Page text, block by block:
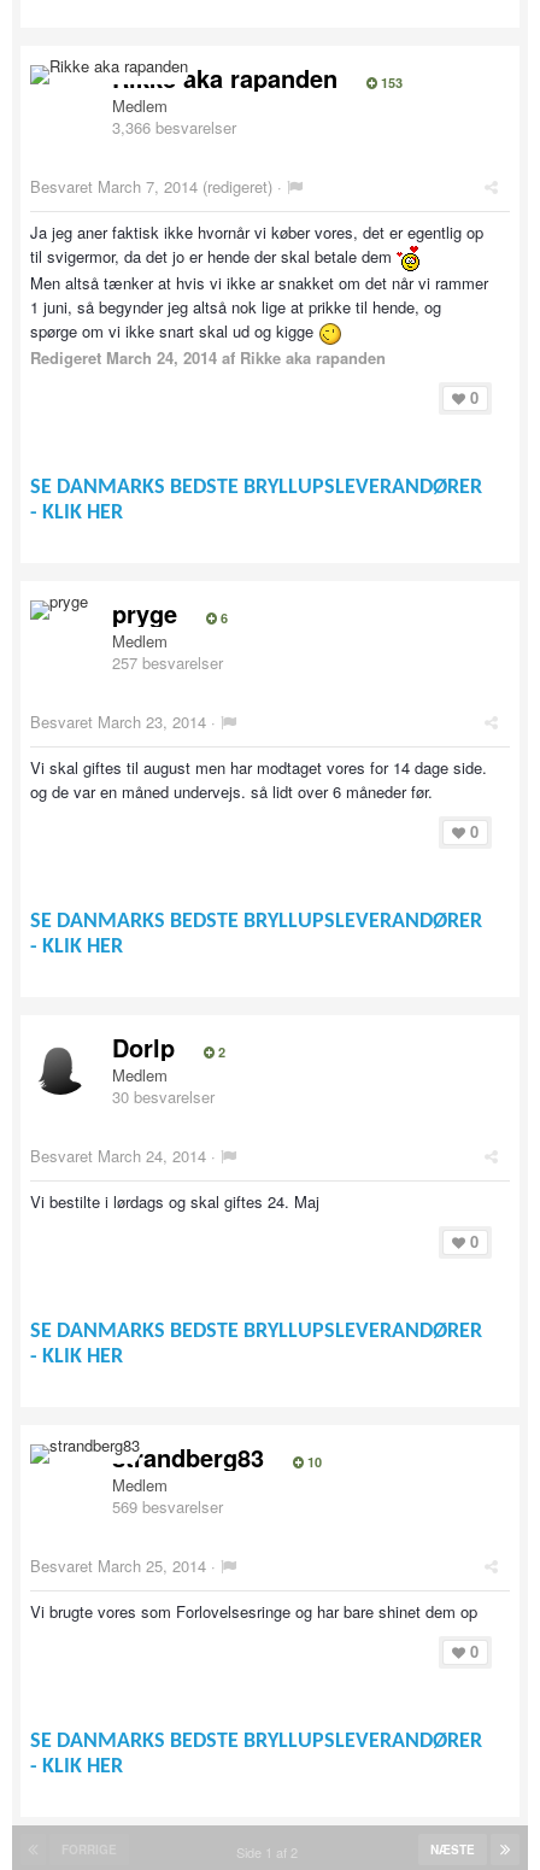
Rikke aka rapanden 153
Medlem
3,366 besvarelser
Besvaret March 7, 2014 (redigeret) ·
Ja jeg aner faktisk ikke hvornår vi køber vores, det er egentlig op
til svigermor, da det jo er hende der skal betale dem
Men altså tænker at hvis vi ikke ar snakket om det når vi rammer
1 juni, så begynder jeg altså nok lige at prikke til hende, og
spørge om vi ikke snart skal ud og kigge
Redigeret March 24, 2014 af Rikke aka rapanden
0
SE DANMARKS BEDSTE BRYLLUPSLEVERANDØRER
- KLIK HER
pryge 6
Medlem
257 besvarelser
Besvaret March 23, 2014 ·
Vi skal giftes til august men har modtaget vores for 14 dage side.
og de var en måned undervejs. så lidt over 6 måneder før.
0
SE DANMARKS BEDSTE BRYLLUPSLEVERANDØRER
- KLIK HER
Dorlp 2
Medlem
30 besvarelser
Besvaret March 24, 2014 ·
Vi bestilte i lørdags og skal giftes 24. Maj
0
SE DANMARKS BEDSTE BRYLLUPSLEVERANDØRER
- KLIK HER
strandberg83 10
Medlem
569 besvarelser
Besvaret March 25, 2014 ·
Vi brugte vores som Forlovelsesringe og har bare shinet dem op
0
SE DANMARKS BEDSTE BRYLLUPSLEVERANDØRER
- KLIK HER
NÆSTE
Side 1 af 2